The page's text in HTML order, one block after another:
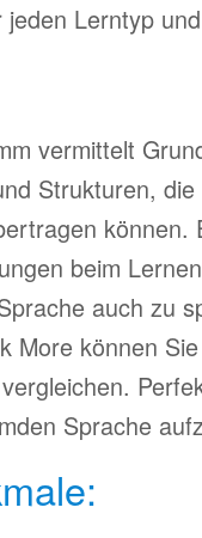
Lerntyp
vermittelt
Strukturen,
können.
beim
auch zu
More können
Sprache